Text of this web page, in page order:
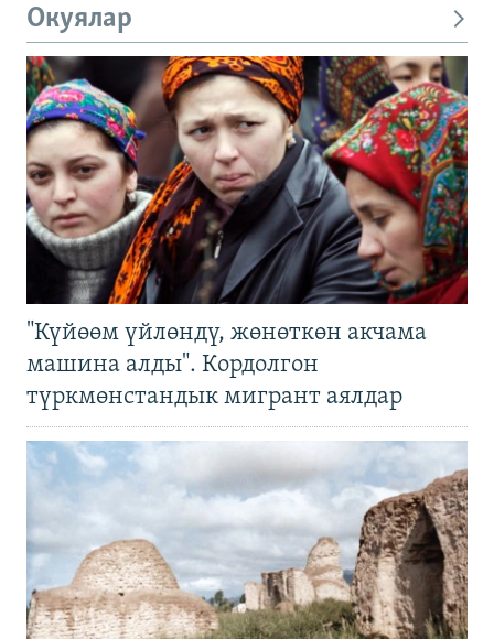
Окуялар
"Күйөөм үйлөндү, жөнөткөн акчама
машина алды". Кордолгон
түркмөнстандык мигрант аялдар